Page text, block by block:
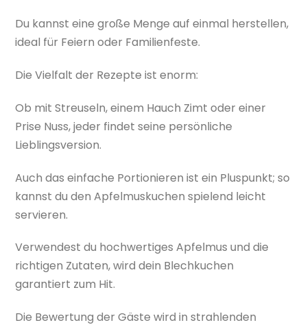
Du kannst eine große Menge auf einmal herstellen,
ideal für Feiern oder Familienfeste.
Die Vielfalt der Rezepte ist enorm:
Ob mit Streuseln, einem Hauch Zimt oder einer
Prise Nuss, jeder findet seine persönliche
Lieblingsversion.
Auch das einfache Portionieren ist ein Pluspunkt; so
kannst du den Apfelmuskuchen spielend leicht
servieren.
Verwendest du hochwertiges Apfelmus und die
richtigen Zutaten, wird dein Blechkuchen
garantiert zum Hit.
Die Bewertung der Gäste wird in strahlenden